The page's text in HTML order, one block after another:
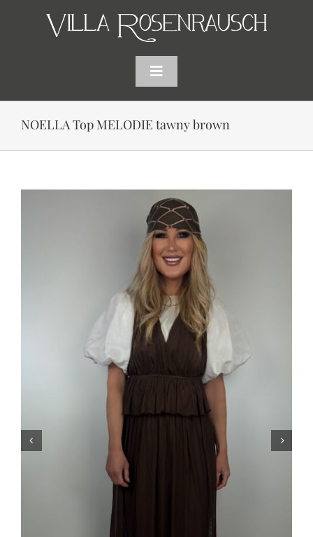
Toggle
Navigation
SHOP
NOELLA Top MELODIE tawny brown